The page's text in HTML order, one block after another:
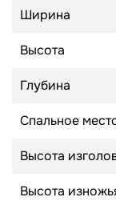
Ширина
Высота
Глубина
Спальное
Высота
Высота
Товары для сна
Подушки